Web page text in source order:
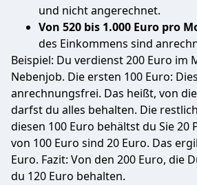
und nicht angerechnet.
Von 520 bis 1.000 Euro pro
des Einkommens sind
Beispiel: Du verdienst 200 Euro im
Nebenjob. Die ersten 100 Euro:
anrechnungsfrei. Das heißt, von
darfst du alles behalten. Die
diesen 100 Euro behältst du Sie 20
von 100 Euro sind 20 Euro. Das
Euro. Fazit: Von den 200 Euro, die
du 120 Euro behalten.